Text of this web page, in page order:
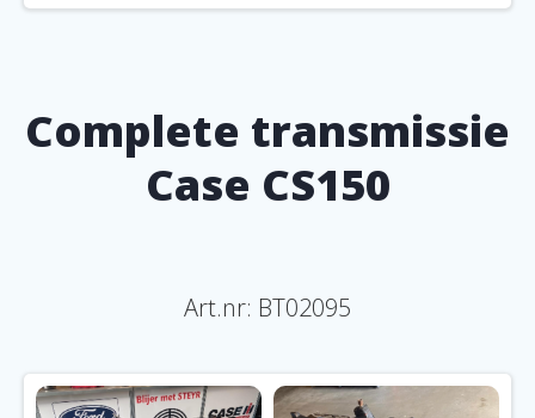
Complete transmissie
Case CS150
Art.nr: BT02095